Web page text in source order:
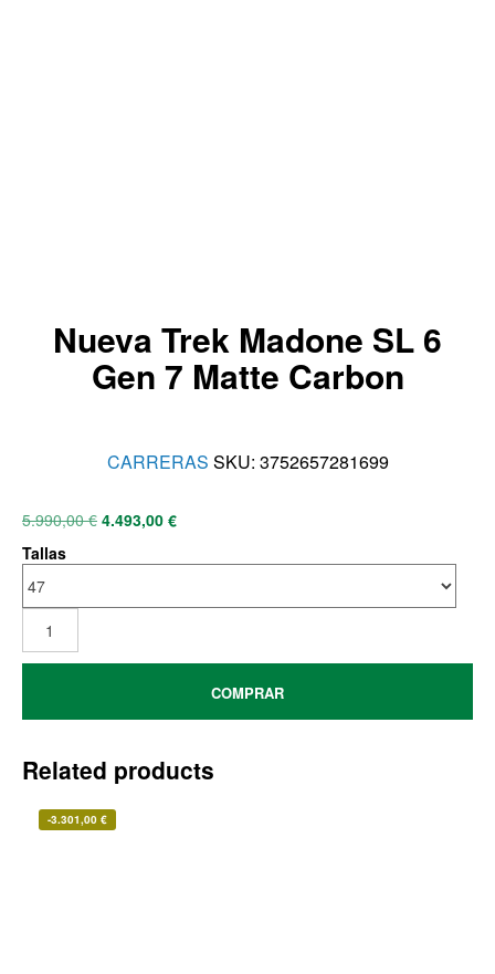
Nueva Trek Madone SL 6
Gen 7 Matte Carbon
CARRERAS SKU: 3752657281699
5.990,00€ 4.493,00 €
Tallas
COMPRAR
Related products
-3.301,00 €